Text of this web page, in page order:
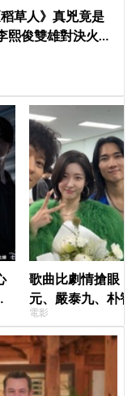
稻草人》真兇竟是
熙俊雙雄對決火花
歌曲比劇情搶眼
元、嚴泰九、朴
曲《Love Is》超
電影